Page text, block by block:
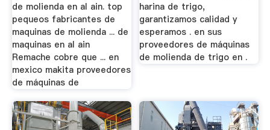
de molienda en al ain. top
pequeos fabricantes de
maquinas de molienda ... de
maquinas en al ain
Remache cobre que ... en
mexico makita proveedores
de máquinas de
harina de trigo,
garantizamos calidad y
esperamos . en sus
proveedores de máquinas
de molienda de trigo en .